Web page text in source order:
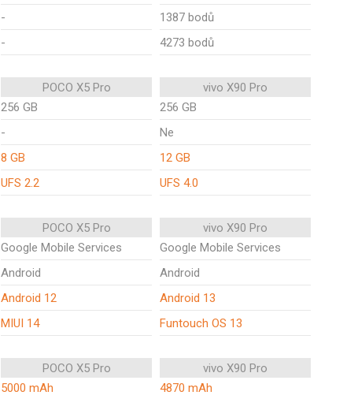
-
1387 bodů
- 4273 bodů
POCO X5 Pro
vivo X90 Pro
256 GB
256 GB
-
Ne
8 GB
12 GB
UFS 2.2 UFS 4.0
POCO X5 Pro
vivo X90 Pro
Google Mobile Services
Google Mobile Services
Android
Android
Android 12
Android 13
MIUI 14 Funtouch OS 13
POCO X5 Pro
vivo X90 Pro
5000 mAh
4870 mAh